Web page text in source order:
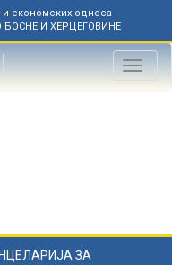
економских односа
БОСНЕ И ХЕРЦЕГОВИНЕ
Toggle
ЗА